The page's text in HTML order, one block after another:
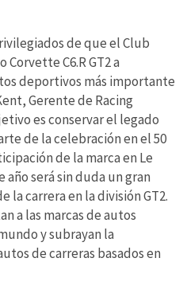
de que el Club
Corvette C6.R GT2 a
deportivos más importante
Gerente de Racing
es conservar el legado
de la celebración en el 50
de la marca en Le
año será sin duda un gran
la carrera en la división GT2.
a las marcas de autos
y subrayan la
de carreras basados en